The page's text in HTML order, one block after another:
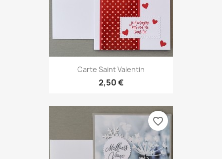
Carte Saint Valentin
2,50 €
favorite_border